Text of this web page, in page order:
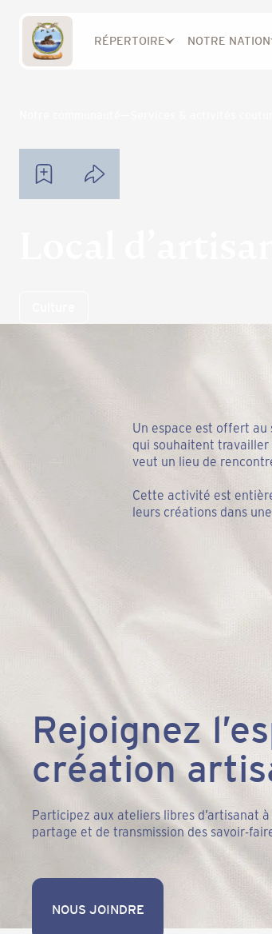
RÉPERTOIRE NOTRE NATION
Un espace est offert au
qui souhaitent travailler
veut un lieu de
Cette activité est
leurs créations dans
Rejoignez
création
Participez aux ateliers libres d’artisanat
partage et de transmission des savoir-
NOUS JOINDRE
NOUS JOINDRE